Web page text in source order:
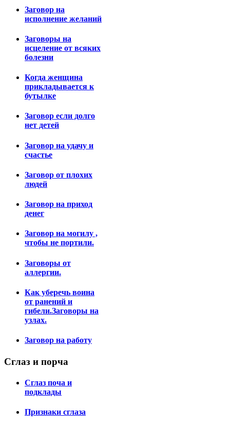
Заговор на
исполнение желаний
Заговоры на
исцеление от всяких
болезни
Когда женщина
прикладывается к
бутылке
Заговор если долго
нет детей
Заговор на удачу и
счастье
Заговор от плохих
людей
Заговор на приход
денег
Заговор на могилу ,
чтобы не портили.
Заговоры от
аллергии.
Как уберечь воина
от ранений и
гибели.Заговоры на
узлах.
Заговор на работу
Сглаз и порча
Сглаз поча и
подклады
Признаки сглаза